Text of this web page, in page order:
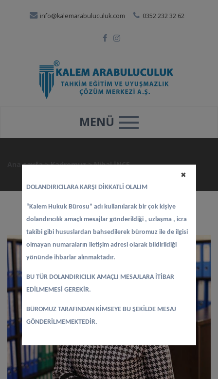
info@kalemarabuluculuk.com 0352 232 32 62
MENÜ
Ana sayfa >Kadromuz >Nihal İNCE
DOLANDIRICILARA KARŞI DİKKATLİ OLALIM
“Kalem Hukuk Bürosu” adı kullanılarak bir çok kişiye
dolandırıcılık amaçlı mesajlar gönderildiği , uzlaşma , icra
takibi gibi hususlardan bahsedilerek büromuz ile de ilgisi
olmayan numaraların iletişim adresi olarak bildirildiği
yönünde ihbarlar alınmaktadır.
BU TÜR DOLANDIRICILIK AMAÇLI MESAJLARA İTİBAR
EDİLMEMESİ GEREKİR.
BÜROMUZ TARAFINDAN KİMSEYE BU ŞEKİLDE MESAJ
GÖNDERİLMEMEKTEDİR.
✖